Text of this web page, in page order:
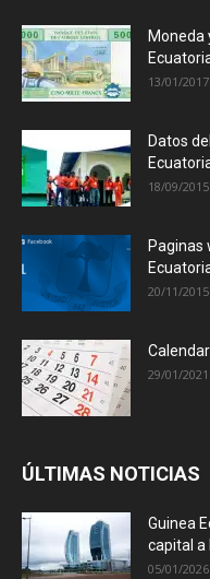
Moneda
13/01/2017
Datos
18/09/2015
Paginas
20/11/2015
29/01/2021
ÚLTIMAS NOTICIAS
Guinea
capital a
05/01/2026